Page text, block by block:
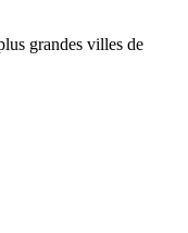
grandes villes de